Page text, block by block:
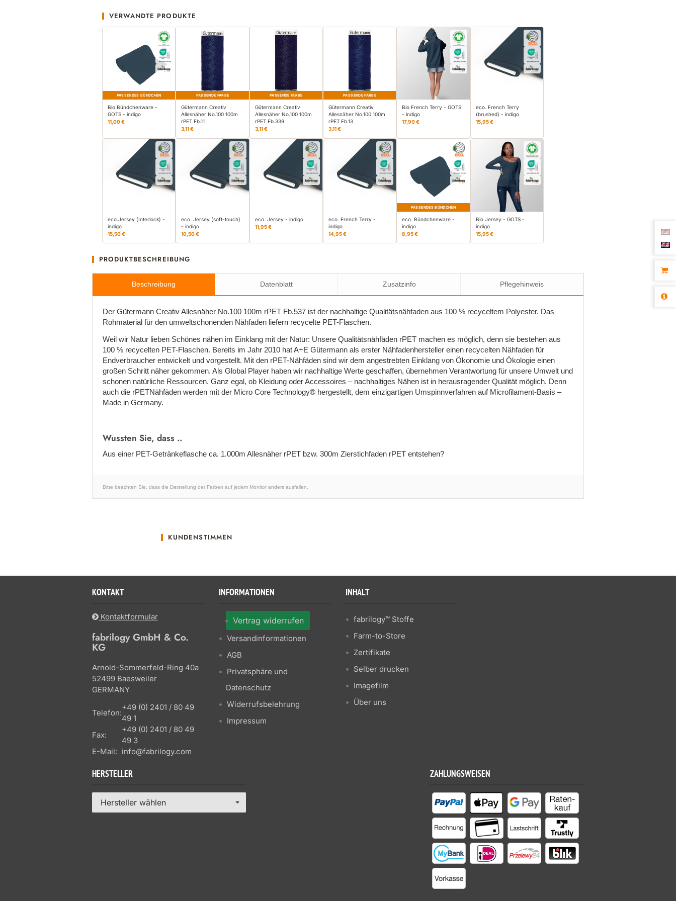
VERWANDTE PRODUKTE
PASSENDES BÜNDCHEN
Bio Bündchenware -
GOTS - indigo
11,00 €
PASSENDE FARBE
Gütermann Creativ
Allesnäher No.100 100m
rPET Fb.11
3,11 €
PASSENDE FARBE
Gütermann Creativ
Allesnäher No.100 100m
rPET Fb.339
3,11 €
PASSENDE FARBE
Gütermann Creativ
Allesnäher No.100 100m
rPET Fb.13
3,11 €
Bio French Terry - GOTS
- indigo
17,90 €
eco. French Terry
(brushed) - indigo
15,95 €
eco.Jersey (Interlock) -
indigo
15,50 €
eco. Jersey (soft-touch)
- indigo
10,50 €
eco. Jersey - indigo
11,95 €
eco. French Terry -
indigo
14,95 €
PASSENDES BÜNDCHEN
eco. Bündchenware -
indigo
8,95 €
Bio Jersey - GOTS -
indigo
15,95 €
PRODUKTBESCHREIBUNG
Beschreibung Datenblatt Zusatzinfo Pflegehinweis
Der Gütermann Creativ Allesnäher No.100 100m rPET Fb.537 ist der nachhaltige Qualitätsnähfaden aus 100 % recyceltem Polyester. Das
Rohmaterial für den umweltschonenden Nähfaden liefern recycelte PET-Flaschen.
Weil wir Natur lieben Schönes nähen im Einklang mit der Natur: Unsere Qualitätsnähfäden rPET machen es möglich, denn sie bestehen aus
100 % recycelten PET-Flaschen. Bereits im Jahr 2010 hat A+E Gütermann als erster Nähfadenhersteller einen recycelten Nähfaden für
Endverbraucher entwickelt und vorgestellt. Mit den rPET-Nähfäden sind wir dem angestrebten Einklang von Ökonomie und Ökologie einen
großen Schritt näher gekommen. Als Global Player haben wir nachhaltige Werte geschaffen, übernehmen Verantwortung für unsere Umwelt und
schonen natürliche Ressourcen. Ganz egal, ob Kleidung oder Accessoires – nachhaltiges Nähen ist in herausragender Qualität möglich. Denn
auch die rPETNähfäden werden mit der Micro Core Technology® hergestellt, dem einzigartigen Umspinnverfahren auf Microfilament-Basis –
Made in Germany.
Wussten Sie, dass ..
Aus einer PET-Getränkeflasche ca. 1.000m Allesnäher rPET bzw. 300m Zierstichfaden rPET entstehen?
Bitte beachten Sie, dass die Darstellung der Farben auf jedem Monitor anders ausfallen.
KUNDENSTIMMEN
KONTAKT
Kontaktformular
fabrilogy GmbH & Co.
KG
Arnold-Sommerfeld-Ring 40a
52499 Baesweiler
GERMANY
Telefon:
+49 (0) 2401 / 80 49
49 1
Fax:
+49 (0) 2401 / 80 49
49 3
E-Mail: info@fabrilogy.com
INFORMATIONEN
Vertrag widerrufen
Versandinformationen
AGB
Privatsphäre und
Datenschutz
Widerrufsbelehrung
Impressum
INHALT
fabrilogy™ Stoffe
Farm-to-Store
Zertifikate
Selber drucken
Imagefilm
Über uns
HERSTELLER
Hersteller wählen
ZAHLUNGSWEISEN